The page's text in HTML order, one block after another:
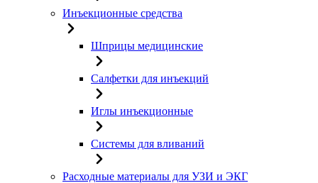
Инъекционные средства
Шприцы медицинские
Салфетки для инъекций
Иглы инъекционные
Системы для вливаний
Расходные материалы для УЗИ и ЭКГ